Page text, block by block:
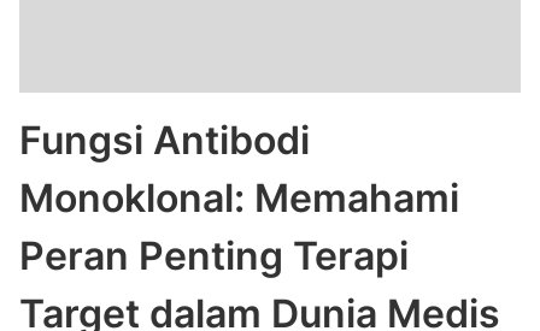
Fungsi Antibodi
Monoklonal: Memahami
Peran Penting Terapi
Target dalam Dunia Medis